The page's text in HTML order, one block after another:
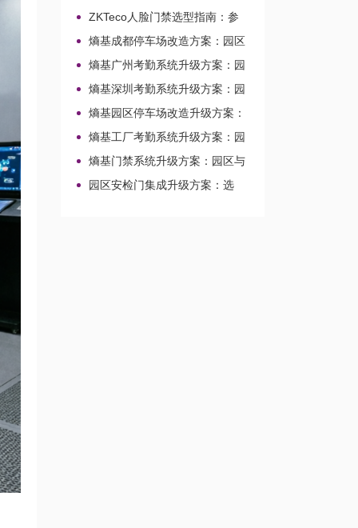
先看参数还是兼容
ZKTeco人脸门禁选型指南：参
数、接线
熵基成都停车场改造方案：园区
与校园出入口升级整合
熵基广州考勤系统升级方案：园
区校园场景的兼容改造路径
熵基深圳考勤系统升级方案：园
区与校园场景改造整合
熵基园区停车场改造升级方案：
面向校园园区的车行出入口整合路
熵基工厂考勤系统升级方案：园
区与校园场景兼容改造路径
熵基门禁系统升级方案：园区与
校园场景的改造整合路径
园区安检门集成升级方案：选